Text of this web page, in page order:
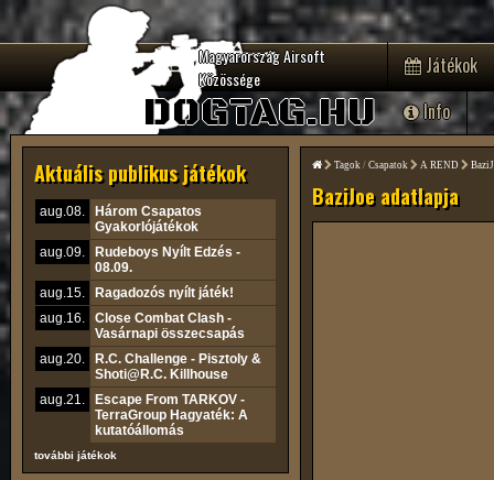
Magyarország Airsoft
Közössége
DOGTAG.HU
Játékok
Info
Aktuális publikus játékok
aug.08.
Három Csapatos
Gyakorlójátékok
aug.09.
Rudeboys Nyílt Edzés -
08.09.
aug.15.
Ragadozós nyílt játék!
aug.16.
Close Combat Clash -
Vasárnapi összecsapás
aug.20.
R.C. Challenge - Pisztoly &
Shoti@R.C. Killhouse
aug.21.
Escape From TARKOV -
TerraGroup Hagyaték: A
kutatóállomás
további játékok
Tagok / Csapatok A REND
BaziJoe adatlapja